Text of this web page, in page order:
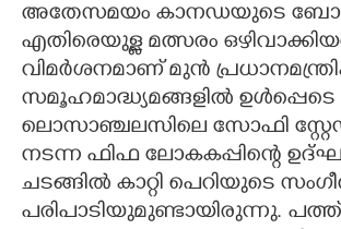
അതേസമയം കാനഡയുടെ
എതിരെയുള്ള മത്സരം
വിമര്‍ശനമാണ് മുന്‍
സമൂഹമാദ്ധ്യമങ്ങളില്‍
ലൊസാഞ്ചലസിലെ സോഫി
നടന്ന ഫിഫ ലോകകപ്പിന്റെ
ചടങ്ങില്‍ കാറ്റി പെറിയുടെ
പരിപാടിയുമുണ്ടായിരുന്നു. പത്ത്